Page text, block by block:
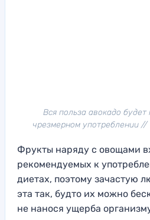
Вся польза авокадо
чрезмерном употреблении
Фрукты наряду с овощами
рекомендуемых к
диетах, поэтому зачастую
эта так, будто их можно
не нанося ущерба